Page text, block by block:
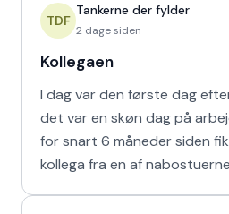
TDF
Tankerne der fylder
2 dage siden
Kollegaen
I dag var den første dag
det var en skøn dag på arbejdet. Da jeg
for snart 6 måneder siden
kollega fra en af